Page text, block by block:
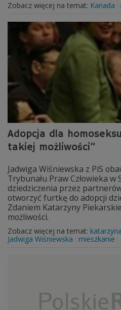
Zobacz więcej na temat: Kanada
Adopcja dla
takiej możliwości”
Jadwiga Wiśniewska z PiS
Trybunału Praw Człowieka
dziedziczenia przez
otworzyć furtkę do adopcji
Zdaniem Katarzyny
możliwości.
Zobacz więcej na temat:
Jadwiga Wiśniewska
mieszkanie